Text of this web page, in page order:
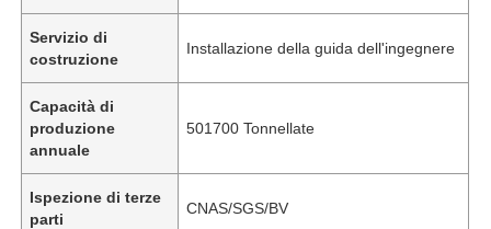
Servizio di
costruzione
Installazione della guida dell'ingegnere
Capacità di
produzione
annuale
501700 Tonnellate
Ispezione di terze
parti
CNAS/SGS/BV